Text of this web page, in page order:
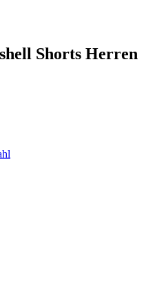
Shorts Herren